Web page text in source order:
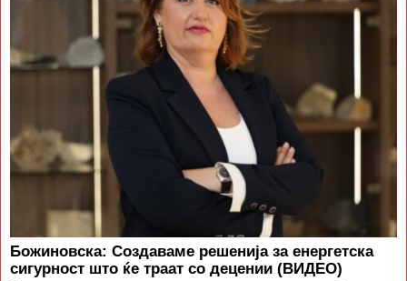
Божиновска: Создаваме решенија за енергетска
сигурност што ќе траат со децении (ВИДЕО)